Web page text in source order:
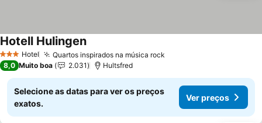
3 EstrelasHotel Quartos inspirados na música rock
Hotell Hulingen
8,0 Muito boa 2.031 Hultsfred
Selecione as datas para ver os preços
exatos.
Ver preços